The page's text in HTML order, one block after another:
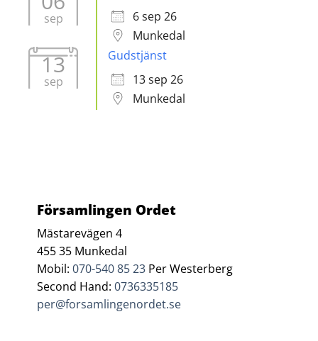
sep
6 sep 26
Munkedal
13
sep
Gudstjänst
13 sep 26
Munkedal
Församlingen Ordet
Mästarevägen 4
455 35 Munkedal
Mobil:070-540 85 23 Per Westerberg
Second Hand:0736335185
per@forsamlingenordet.se